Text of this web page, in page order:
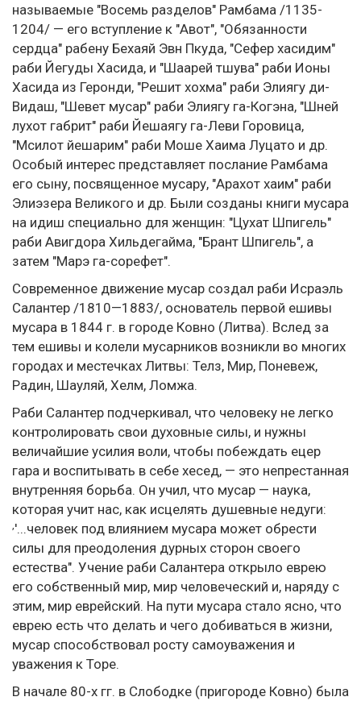
называемые "Восемь разделов" Рамбама /1135-
1204/ — его вступление к "Авот", "Обязанности
сердца" рабену Бехаяй Эвн Пкуда, "Сефер хасидим"
раби Йегуды Хасида, и "Шаарей тшува" раби Ионы
Хасида из Геронди, "Решит хохма" раби Элиягу ди-
Видаш, "Шевет мусар" раби Элиягу га-Когэна, "Шней
лухот габрит" раби Йешаягу га-Леви Горовица,
"Мсилот йешарим" раби Моше Хаима Луцато и др.
Особый интерес представляет послание Рамбама
его сыну, посвященное мусару, "Арахот хаим" раби
Элиэзера Великого и др. Были созданы книги мусара
на идиш специально для женщин: "Цухат Шпигель"
раби Авигдора Хильдегайма, "Брант Шпигель", а
затем "Марэ га-сорефет".
Современное движение мусар создал раби Исраэль
Салантер /1810—1883/, основатель первой ешивы
мусара в 1844 г. в городе Ковно (Литва). Вслед за
тем ешивы и колели мусарников возникли во многих
городах и местечках Литвы: Телз, Мир, Поневеж,
Радин, Шауляй, Хелм, Ломжа.
Раби Салантер подчеркивал, что человеку не легко
контролировать свои духовные силы, и нужны
величайшие усилия воли, чтобы побеждать ецер
гара и воспитывать в себе хесед, — это непрестанная
внутренняя борьба. Он учил, что мусар — наука,
которая учит нас, как исцелять душевные недуги:
'...человек под влиянием мусара может обрести
силы для преодоления дурных сторон своего
естества". Учение раби Салантера открыло еврею
его собственный мир, мир человеческий и, наряду с
этим, мир еврейский. На пути мусара стало ясно, что
еврею есть что делать и чего добиваться в жизни,
мусар способствовал росту самоуважения и
уважения к Торе.
В начале 80-х гг. в Слободке (пригороде Ковно) была